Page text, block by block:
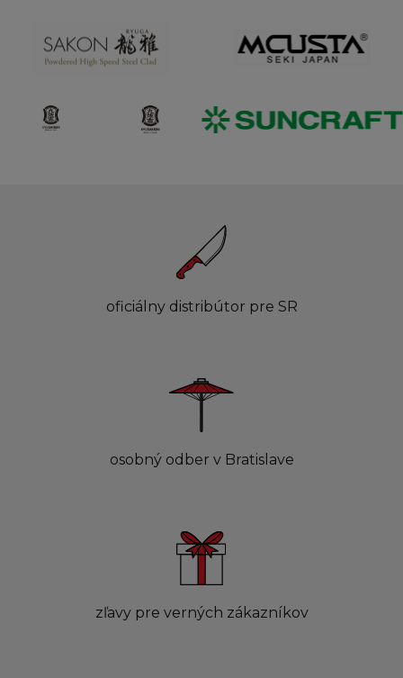
oficiálny distribútor pre SR
osobný odber v Bratislave
zľavy pre verných zákazníkov